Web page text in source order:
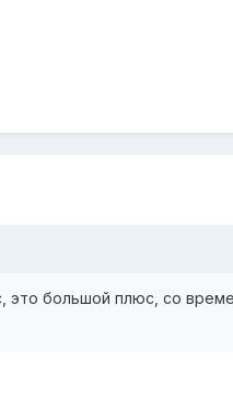
это большой плюс, со